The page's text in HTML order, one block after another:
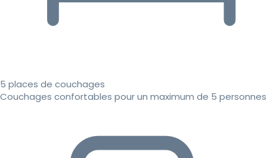
5 places de couchages
Couchages confortables pour un maximum de 5 personnes